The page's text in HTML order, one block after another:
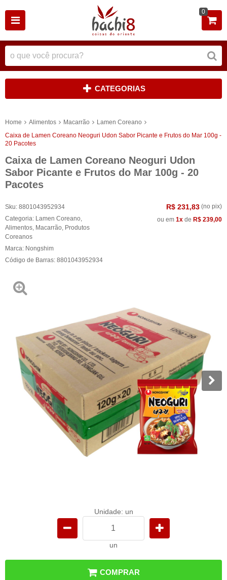
0
CATEGORIAS
Home Alimentos Macarrão
Lamen Coreano
Caixa de Lamen Coreano Neoguri Udon Sabor Picante e Frutos do Mar 100g -
20 Pacotes
Caixa de Lamen Coreano Neoguri Udon
Sabor Picante e Frutos do Mar 100g - 20
Pacotes
Sku: 8801043952934
Categoria: Lamen Coreano
Alimentos Macarrão Produtos
Coreanos
Marca: Nongshim
Código de Barras: 8801043952934
R$ 231,83 (no pix)
ou em 1x de R$ 239,00
Unidade: un
un
COMPRAR